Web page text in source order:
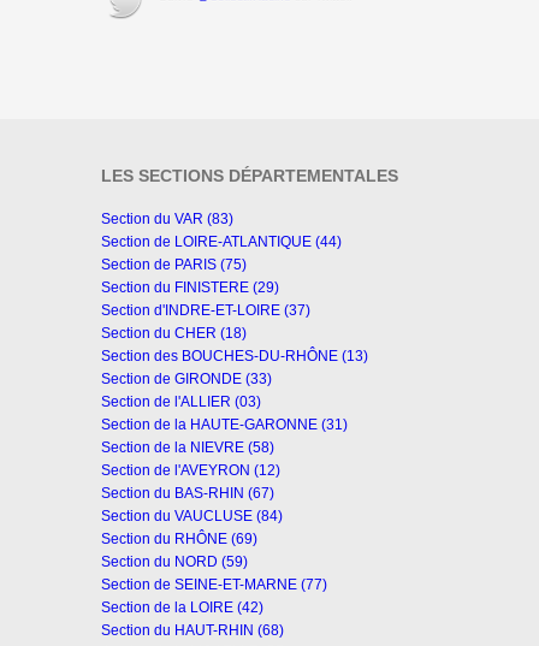
LES SECTIONS DÉPARTEMENTALES
Section du VAR (83)
Section de LOIRE-ATLANTIQUE (44)
Section de PARIS (75)
Section du FINISTERE (29)
Section d'INDRE-ET-LOIRE (37)
Section du CHER (18)
Section des BOUCHES-DU-RHÔNE (13)
Section de GIRONDE (33)
Section de l'ALLIER (03)
Section de la HAUTE-GARONNE (31)
Section de la NIEVRE (58)
Section de l'AVEYRON (12)
Section du BAS-RHIN (67)
Section du VAUCLUSE (84)
Section du RHÔNE (69)
Section du NORD (59)
Section de SEINE-ET-MARNE (77)
Section de la LOIRE (42)
Section du HAUT-RHIN (68)